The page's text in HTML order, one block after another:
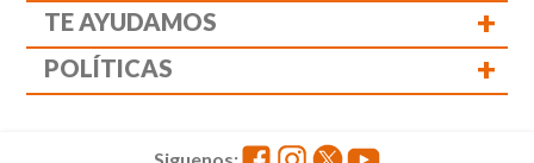
TE AYUDAMOS +
POLÍTICAS +